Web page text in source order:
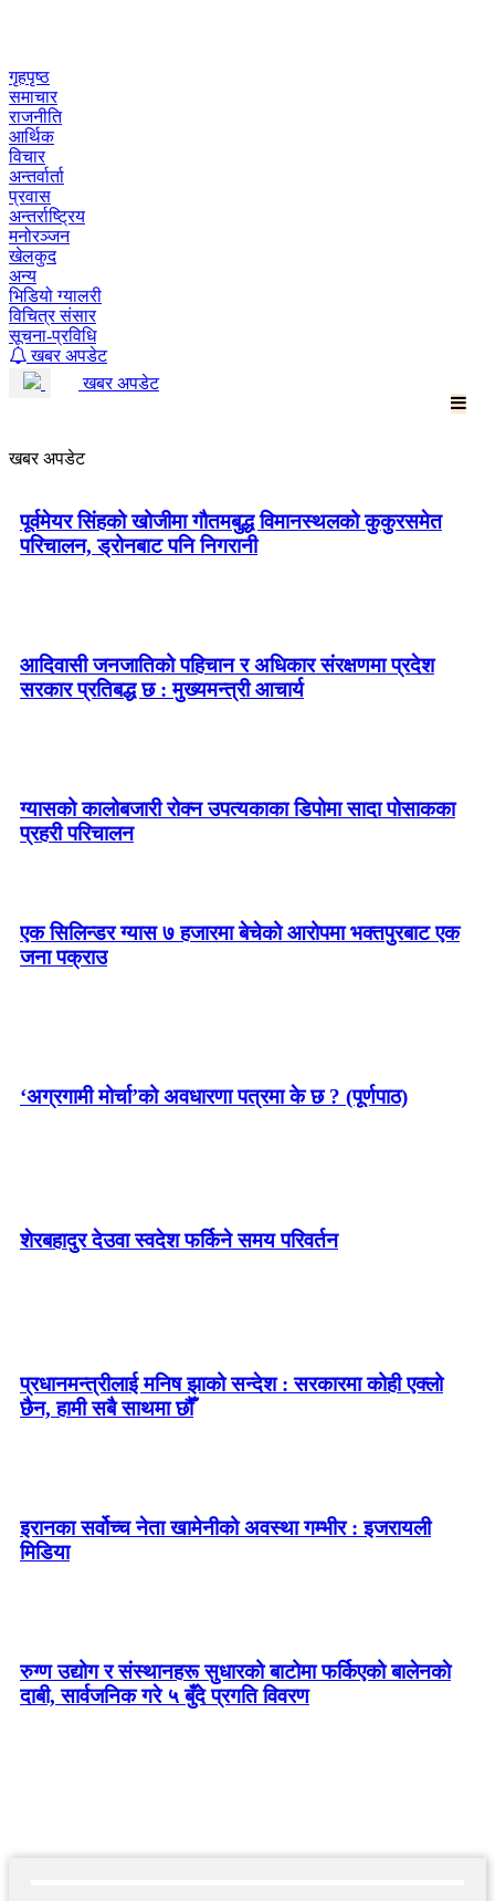
गृहपृष्ठ
समाचार
राजनीति
आर्थिक
विचार
अन्तर्वार्ता
प्रवास
अन्तर्राष्ट्रिय
मनोरञ्जन
खेलकुद
अन्य
भिडियो ग्यालरी
विचित्र संसार
सूचना-प्रविधि
खबर अपडेट
खबर अपडेट
खबर अपडेट
पूर्वमेयर सिंहको खोजीमा गौतमबुद्ध विमानस्थलको कुकुरसमेत
परिचालन, ड्रोनबाट पनि निगरानी
आदिवासी जनजातिको पहिचान र अधिकार संरक्षणमा प्रदेश
सरकार प्रतिबद्ध छ : मुख्यमन्त्री आचार्य
ग्यासको कालोबजारी रोक्न उपत्यकाका डिपोमा सादा पोसाकका
प्रहरी परिचालन
एक सिलिन्डर ग्यास ७ हजारमा बेचेको आरोपमा भक्तपुरबाट एक
जना पक्राउ
‘अग्रगामी मोर्चा’को अवधारणा पत्रमा के छ ? (पूर्णपाठ)
शेरबहादुर देउवा स्वदेश फर्किने समय परिवर्तन
प्रधानमन्त्रीलाई मनिष झाको सन्देश : सरकारमा कोही एक्लो
छैन, हामी सबै साथमा छौँ
इरानका सर्वोच्च नेता खामेनीको अवस्था गम्भीर : इजरायली
मिडिया
रुग्ण उद्योग र संस्थानहरू सुधारको बाटोमा फर्किएको बालेनकाे
दाबी, सार्वजनिक गरे ५ बुँदे प्रगति विवरण